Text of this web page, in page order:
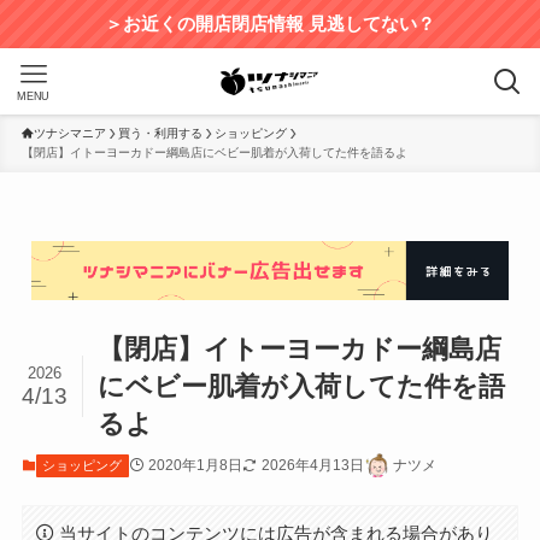
＞お近くの開店閉店情報 見逃してない？
MENU
ツナシマニア 買う・利用する
ショッピング
【閉店】イトーヨーカドー綱島店にベビー肌着が入荷してた件を語るよ
【閉店】イトーヨーカドー綱島店
にベビー肌着が入荷してた件を語
るよ
2026
4/13
ショッピング 2020年1月8日 2026年4月13日 ナツメ
当サイトのコンテンツには広告が含まれる場合があり